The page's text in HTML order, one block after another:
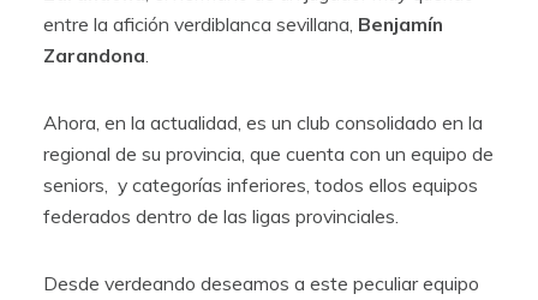
entre la afición verdiblanca sevillana, Benjamín
Zarandona
Ahora, en la actualidad, es un club consolidado en la
regional de su provincia, que cuenta con un equipo de
seniors, y categorías inferiores, todos ellos equipos
federados dentro de las ligas provinciales.
Desde verdeando deseamos a este peculiar equipo